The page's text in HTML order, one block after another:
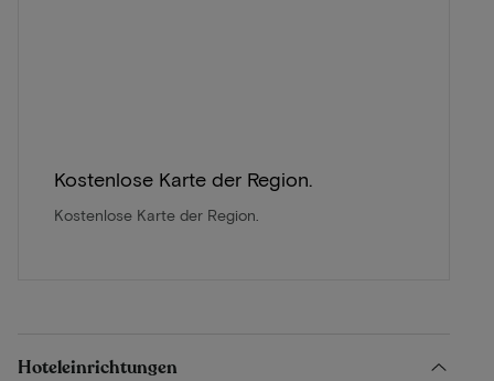
Kostenlose Karte der Region.
Kostenlose Karte der Region.
Hoteleinrichtungen